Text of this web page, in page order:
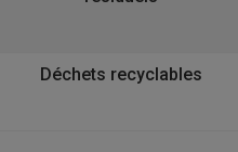
Déchets recyclables